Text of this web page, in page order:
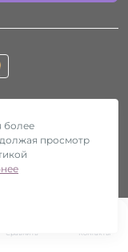
Сравнить Контакты
более
просмотр